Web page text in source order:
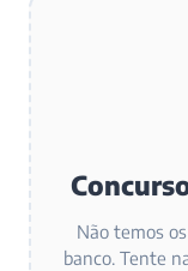
Não temos
banco. Tente